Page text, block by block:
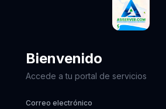
Bienvenido
Accede a tu portal de servicios
Correo electrónico